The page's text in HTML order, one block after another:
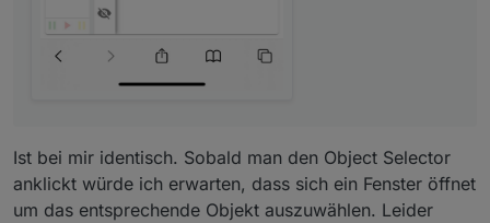
Ist bei mir identisch. Sobald man den Object Selector
anklickt würde ich erwarten, dass sich ein Fenster öffnet
um das entsprechende Objekt auszuwählen. Leider